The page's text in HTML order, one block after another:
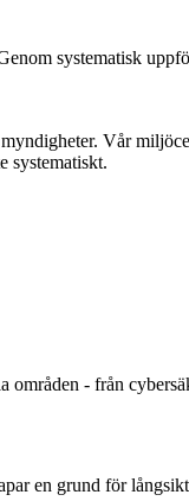
systematisk
Vår
systematiskt.
områden - från
en grund för